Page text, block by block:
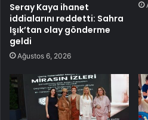
Seray Kaya ihanet
iddialarını reddetti: Sahra
Işık’tan olay gönderme
geldi
Ağustos 6, 2026